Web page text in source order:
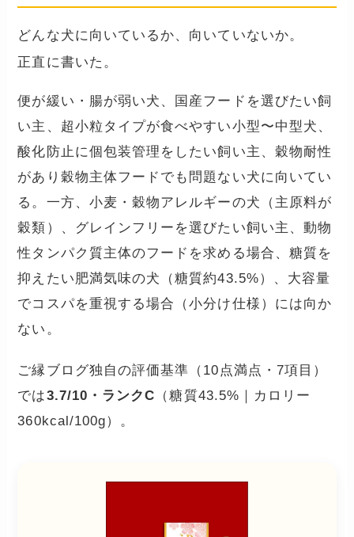
どんな犬に向いているか、向いていないか。
正直に書いた。
便が緩い・腸が弱い犬、国産フードを選びたい飼
い主、超小粒タイプが食べやすい小型〜中型犬、
酸化防止に個包装管理をしたい飼い主、穀物耐性
があり穀物主体フードでも問題ない犬に向いてい
る。一方、小麦・穀物アレルギーの犬（主原料が
穀類）、グレインフリーを選びたい飼い主、動物
性タンパク質主体のフードを求める場合、糖質を
抑えたい肥満気味の犬（糖質約43.5%）、大容量
でコスパを重視する場合（小分け仕様）には向か
ない。
ご縁ブログ独自の評価基準（10点満点・7項目）
では3.7/10・ランクC （糖質43.5%｜カロリー
360kcal/100g）。